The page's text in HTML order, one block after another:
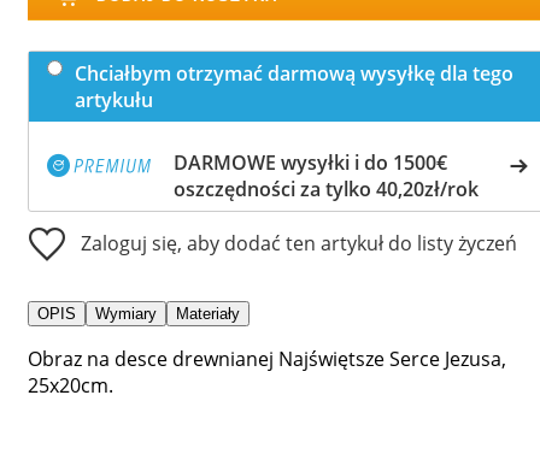
Chciałbym otrzymać darmową wysyłkę dla tego
artykułu
DARMOWE wysyłki i do 1500€
oszczędności za tylko 40,20zł/rok
Zaloguj się, aby dodać ten artykuł do listy życzeń
OPIS Wymiary Materiały
Obraz na desce drewnianej Najświętsze Serce Jezusa,
25x20cm.